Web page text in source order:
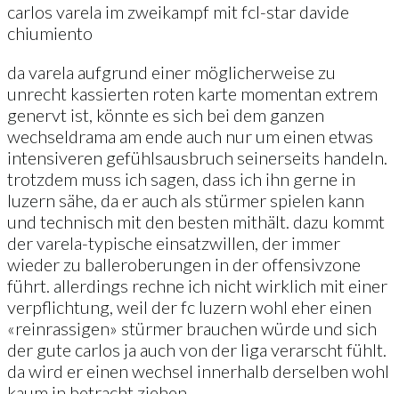
carlos varela im zweikampf mit fcl-star davide
chiumiento
da varela aufgrund einer möglicherweise zu
unrecht kassierten roten karte momentan extrem
genervt ist, könnte es sich bei dem ganzen
wechseldrama am ende auch nur um einen etwas
intensiveren gefühlsausbruch seinerseits handeln.
trotzdem muss ich sagen, dass ich ihn gerne in
luzern sähe, da er auch als stürmer spielen kann
und technisch mit den besten mithält. dazu kommt
der varela-typische einsatzwillen, der immer
wieder zu balleroberungen in der offensivzone
führt. allerdings rechne ich nicht wirklich mit einer
verpflichtung, weil der fc luzern wohl eher einen
«reinrassigen» stürmer brauchen würde und sich
der gute carlos ja auch von der liga verarscht fühlt.
da wird er einen wechsel innerhalb derselben wohl